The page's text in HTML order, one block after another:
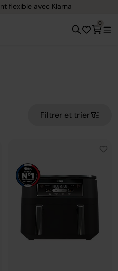
Livraison gratuite dès
0
Filtrer et trier